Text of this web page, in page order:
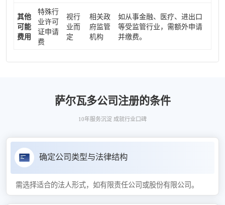
其他
可能
费用
特殊行
业许可
证申请
费
视行
业而
定
相关政
府监管
机构
如从事金融、医疗、进出口
等受监管行业，需额外申请
并缴费。
萨尔瓦多公司注册的条件
10年服务沉淀 成就行业口碑
确定公司类型与法律结构
需选择适合的法人形式，如有限责任公司或股份有限公司。